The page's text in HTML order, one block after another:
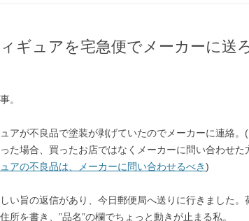
ギュアを宅急便でメーカーに送
。
アが不良品で塗装が剥げていたのでメーカーに連絡。
た場合、買ったお店ではなくメーカーに問い合わせた
アの不良品は、メーカーに問い合わせるべき)
い旨の返信があり、今日郵便局へ送りに行きました。
所を書き、”品名”の欄でちょっと動きが止まる私。